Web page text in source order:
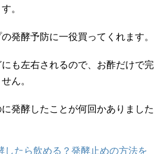
。
発酵予防に一役買ってくれます。
も左右されるので、お酢だけで完
ん。
発酵したことが何回かありました
したら飲める？発酵止めの方法を